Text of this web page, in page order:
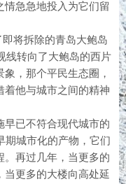
急急地投入为它们留
即将拆除的青岛大鲍岛
线转向了大鲍岛的西片
，那个平民生态圈，
着他与城市之间的精神
早已不符合现代城市的
期城市化的产物，它们
。再过几年，当更多的
当更多的大楼向高处延